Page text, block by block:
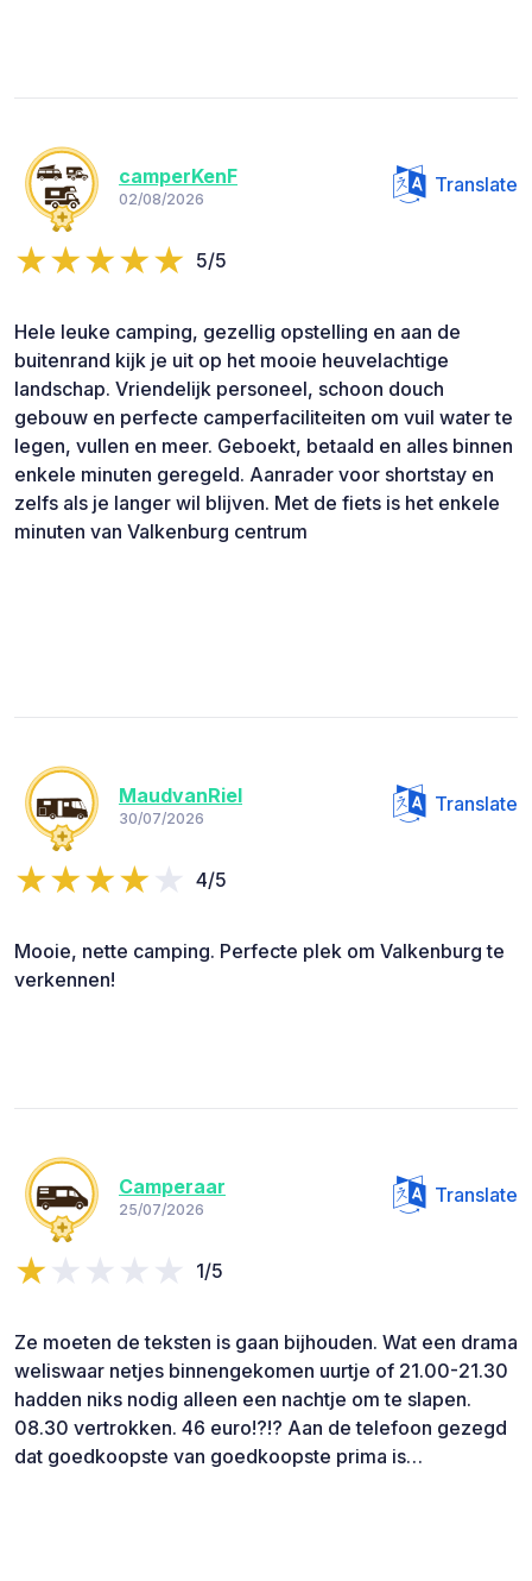
camperKenF
02/08/2026
Translate
5/5
Hele leuke camping, gezellig opstelling en aan de
buitenrand kijk je uit op het mooie heuvelachtige
landschap. Vriendelijk personeel, schoon douch
gebouw en perfecte camperfaciliteiten om vuil water te
legen, vullen en meer. Geboekt, betaald en alles binnen
enkele minuten geregeld. Aanrader voor shortstay en
zelfs als je langer wil blijven. Met de fiets is het enkele
minuten van Valkenburg centrum
MaudvanRiel
30/07/2026
Translate
4/5
Mooie, nette camping. Perfecte plek om Valkenburg te
verkennen!
Camperaar
25/07/2026
Translate
1/5
Ze moeten de teksten is gaan bijhouden. Wat een drama
weliswaar netjes binnengekomen uurtje of 21.00-21.30
hadden niks nodig alleen een nachtje om te slapen.
08.30 vertrokken. 46 euro!?!? Aan de telefoon gezegd
dat goedkoopste van goedkoopste prima is…